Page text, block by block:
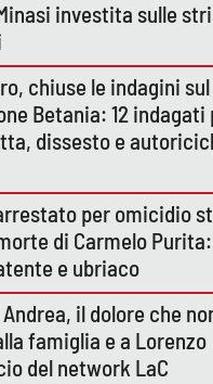
investita sulle
chiuse le indagini
Betania: 12 indagati
dissesto e
per omicidio
di Carmelo
e ubriaco
il dolore che
famiglia e a Lorenzo
del network LaC